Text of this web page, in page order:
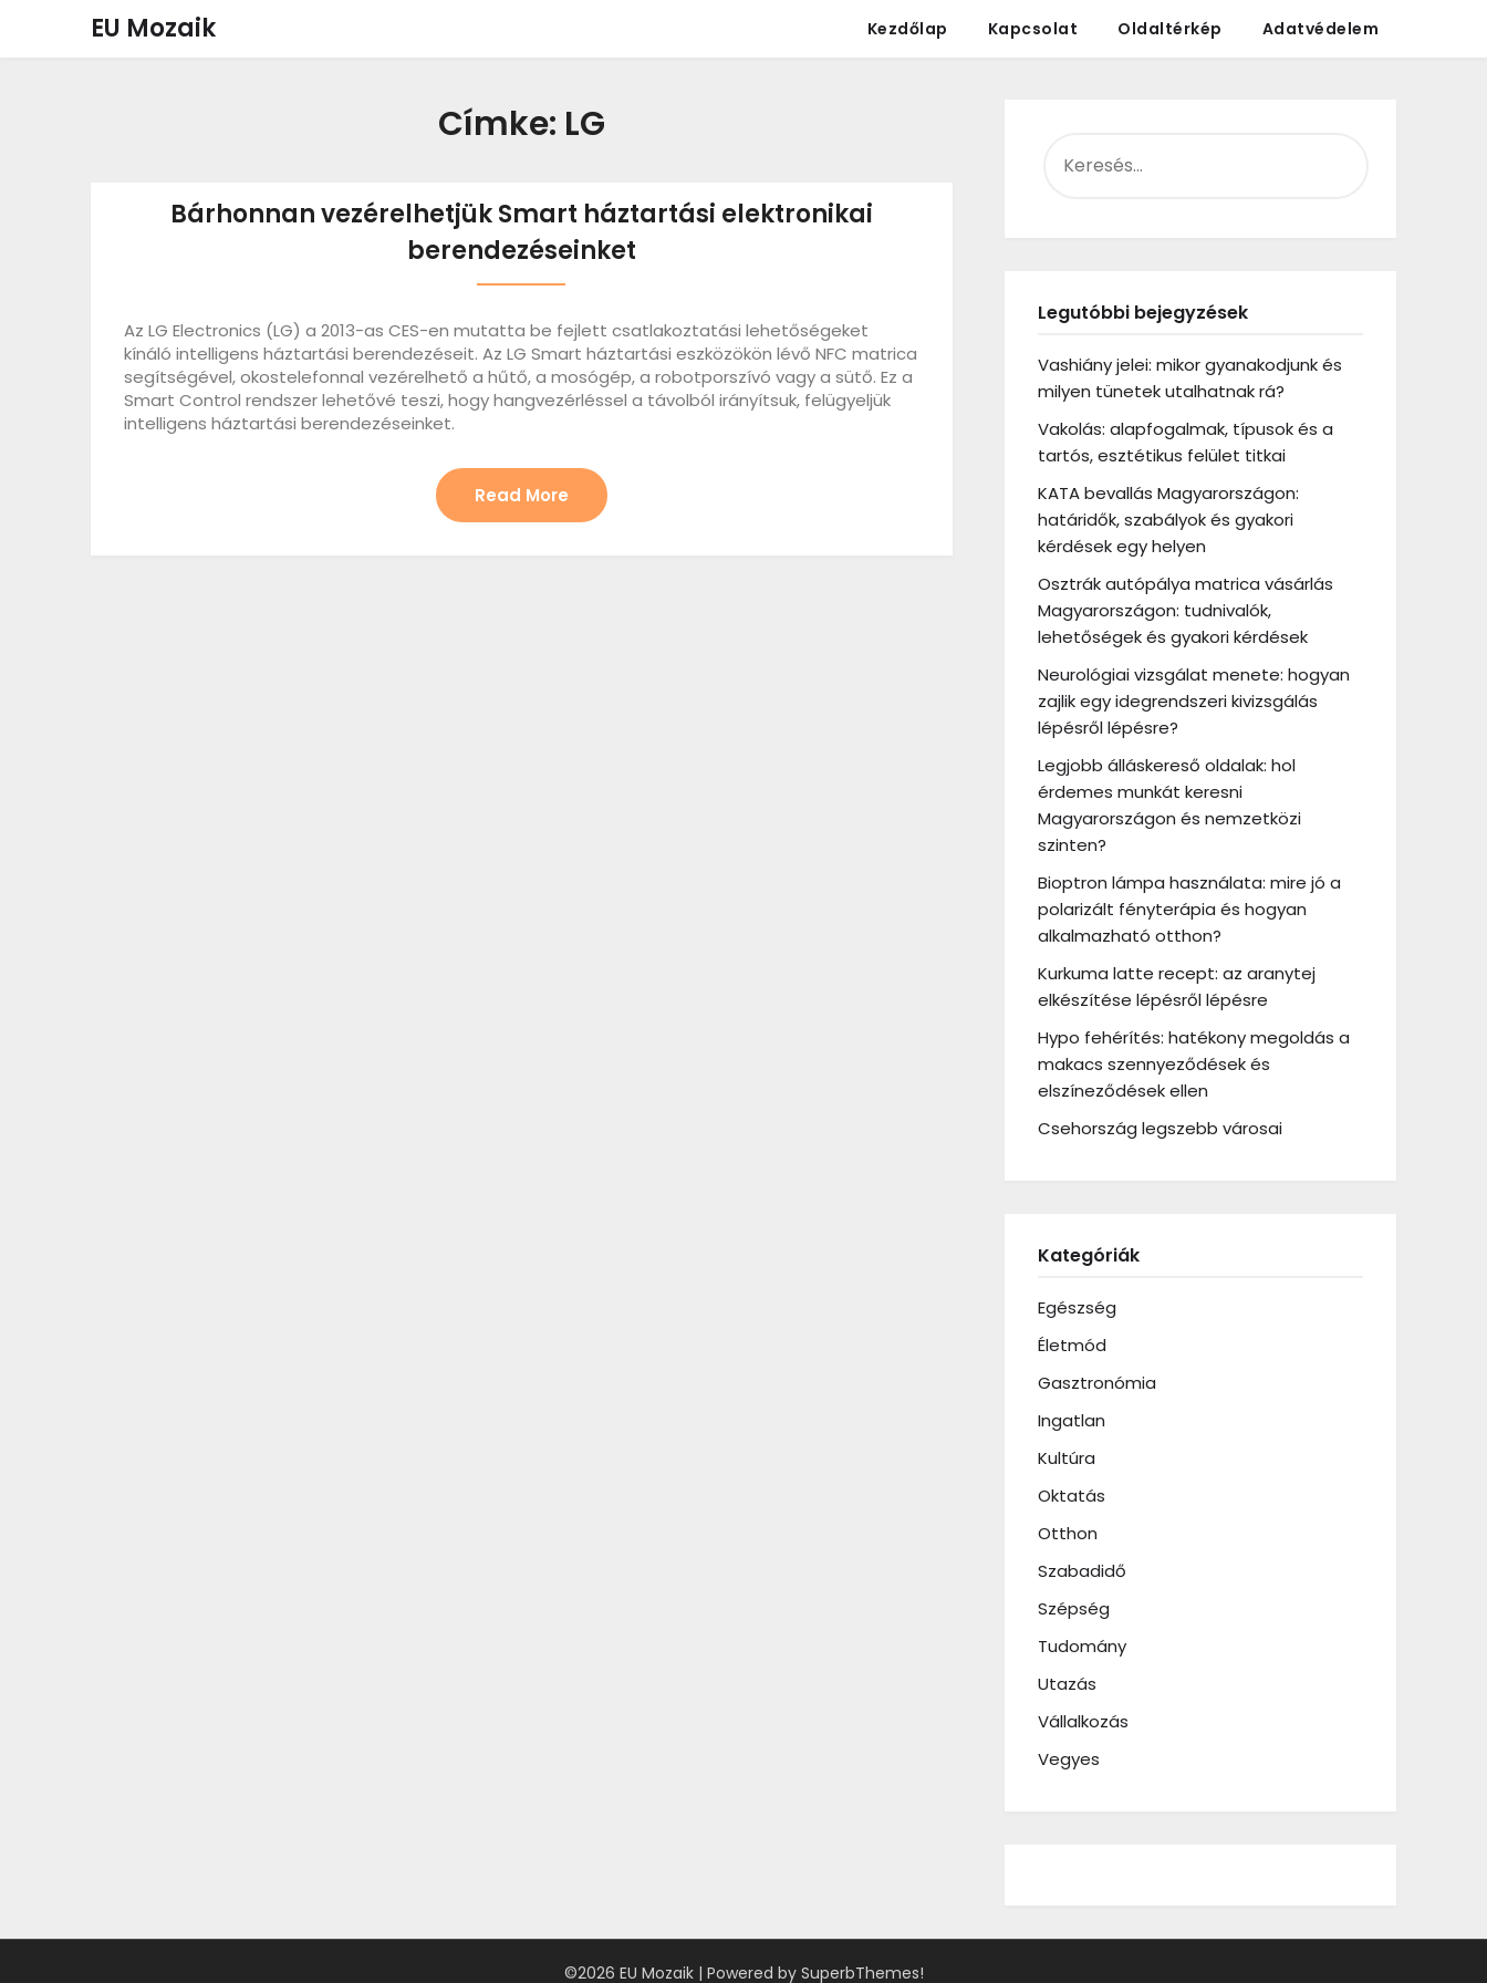
EU Mozaik Kezdőlap Kapcsolat Oldaltérkép Adatvédelem
Címke: LG
Bárhonnan vezérelhetjük Smart háztartási elektronikai
berendezéseinket
Az LG Electronics (LG) a 2013-as CES-en mutatta be fejlett csatlakoztatási lehetőségeket
kínáló intelligens háztartási berendezéseit. Az LG Smart háztartási eszközökön lévő NFC matrica
segítségével, okostelefonnal vezérelhető a hűtő, a mosógép, a robotporszívó vagy a sütő. Ez a
Smart Control rendszer lehetővé teszi, hogy hangvezérléssel a távolból irányítsuk, felügyeljük
intelligens háztartási berendezéseinket.
Read More
Legutóbbi bejegyzések
Vashiány jelei: mikor gyanakodjunk és
milyen tünetek utalhatnak rá?
Vakolás: alapfogalmak, típusok és a
tartós, esztétikus felület titkai
KATA bevallás Magyarországon:
határidők, szabályok és gyakori
kérdések egy helyen
Osztrák autópálya matrica vásárlás
Magyarországon: tudnivalók,
lehetőségek és gyakori kérdések
Neurológiai vizsgálat menete: hogyan
zajlik egy idegrendszeri kivizsgálás
lépésről lépésre?
Legjobb álláskereső oldalak: hol
érdemes munkát keresni
Magyarországon és nemzetközi
szinten?
Bioptron lámpa használata: mire jó a
polarizált fényterápia és hogyan
alkalmazható otthon?
Kurkuma latte recept: az aranytej
elkészítése lépésről lépésre
Hypo fehérítés: hatékony megoldás a
makacs szennyeződések és
elszíneződések ellen
Csehország legszebb városai
Kategóriák
Egészség
Életmód
Gasztronómia
Ingatlan
Kultúra
Oktatás
Otthon
Szabadidő
Szépség
Tudomány
Utazás
Vállalkozás
Vegyes
©2026 EU Mozaik | Powered by SuperbThemes!